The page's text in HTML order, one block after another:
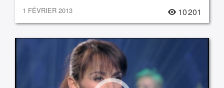
1 FÉVRIER 2013 10 201